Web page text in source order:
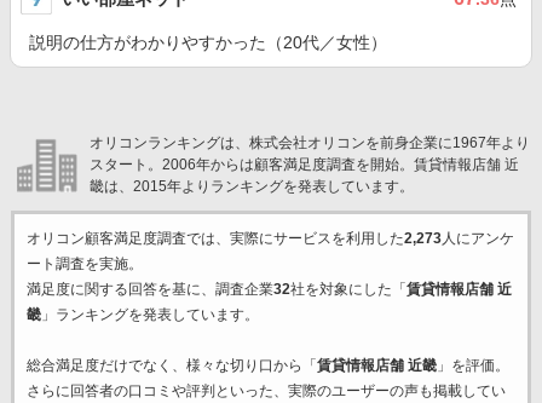
説明の仕方がわかりやすかった（20代／女性）
オリコンランキングは、株式会社オリコンを前身企業に1967年より
スタート。2006年からは顧客満足度調査を開始。賃貸情報店舗 近
畿は、2015年よりランキングを発表しています。
オリコン顧客満足度調査では、実際にサービスを利用した2,273人にアンケ
ート調査を実施。
満足度に関する回答を基に、調査企業32社を対象にした「 賃貸情報店舗 近
畿」ランキングを発表しています。
総合満足度だけでなく、様々な切り口から「 賃貸情報店舗 近畿」を評価。
さらに回答者の口コミや評判といった、実際のユーザーの声も掲載してい